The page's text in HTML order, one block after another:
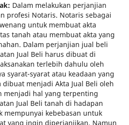
Dalam melakukan perjanjian
profesi Notaris. Notaris sebagai
untuk membuat akta
tanah atau membuat akta yang
Dalam perjanjian jual beli
Jual Beli harus dibuat di
terlebih dahulu oleh
syarat-syarat atau keadaan yang
menjadi Akta Jual Beli oleh
menjadi hal yang terpenting
Jual Beli tanah di hadapan
mempunyai kebebasan untuk
yang ingin diperjanjikan. Namun